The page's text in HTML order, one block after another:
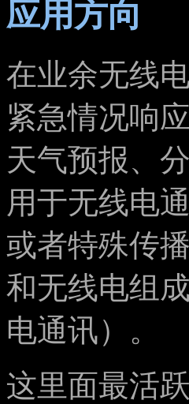
应用方向
在业余无线
紧急情况响
天气预报、
用于无线电
或者特殊传
和无线电组
电通讯）。
这里面最活